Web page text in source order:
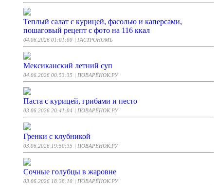
Теплый салат с курицей, фасолью и каперсами,
пошаговый рецепт с фото на 116 ккал
04.06.2026 01:01:00 | ГАСТРОНОМЪ
Мексиканский летний суп
04.06.2026 00:53:35 | ПОВАРЁНОК.РУ
Паста с курицей, грибами и песто
03.06.2026 20:41:04 | ПОВАРЁНОК.РУ
Гренки с клубникой
03.06.2026 19:50:35 | ПОВАРЁНОК.РУ
Сочные голубцы в жаровне
03.06.2026 18:38:10 | ПОВАРЁНОК.РУ